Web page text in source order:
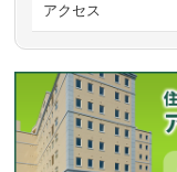
アクセス